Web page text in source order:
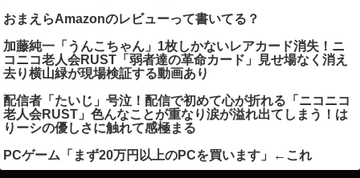
おまえらAmazonのレビューって書いてる？
加藤純一「うんこちゃん」1枚しかないレアカード消失！ニ
コニコ老人会RUST「弱者達の革命カード」見せ場なく消え
去り横山緑が現場検証する動画あり
配信者「たいじ」号泣！配信で初めて心が折れる「ニコニコ
老人会RUST」色んなことが重なり涙が溢れ出てしまう！は
りーシの優しさに触れて感極まる
PCゲーム「まず20万円以上のPCを買います」←これ